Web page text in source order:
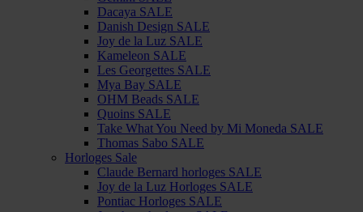
Dacaya SALE
Danish Design SALE
Joy de la Luz SALE
Kameleon SALE
Les Georgettes SALE
Mya Bay SALE
OHM Beads SALE
Quoins SALE
Take What You Need by Mi Moneda SALE
Thomas Sabo SALE
Horloges Sale
Claude Bernard horloges SALE
Joy de la Luz Horloges SALE
Pontiac Horloges SALE